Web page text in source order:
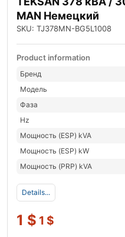
MAN Немецкий
SKU: TJ378MN-BG5L1008
Product information
Бренд
Модель
Фаза
Hz
Мощность (ESP) kVA
Мощность (ESP) kW
Мощность (PRP) kVA
Details...
1 $ 1 $